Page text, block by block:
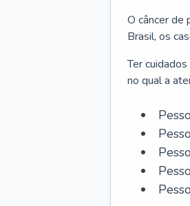
O câncer de
Brasil, os
Ter
no qual a